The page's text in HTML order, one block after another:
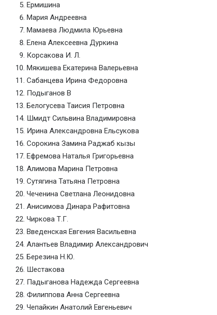
Ермишина
Мария Андреевна
Мамаева Людмила Юрьевна
Елена Алексеевна Дуркина
Корсакова И. Л.
Мякишева Екатерина Валерьевна
Сабанцева Ирина Федоровна
Подыганов В
Белогусева Таисия Петровна
Шмидт Сильвина Владимировна
Ирина Александровна Ельсукова
Сорокина Замина Раджаб кызы
Ефремова Наталья Григорьевна
Алимова Марина Петровна
Сутягина Татьяна Петровна
Чеченина Светлана Леонидовна
Анисимова Динара Рафитовна
Чиркова Т.Г.
Введенская Евгения Васильевна
Алантьев Владимир Александрович
Березина Н.Ю.
Шестакова
Падыганова Надежда Сергеевна
Филиппова Анна Сергеевна
Чепайкин Анатолий Евгеньевич